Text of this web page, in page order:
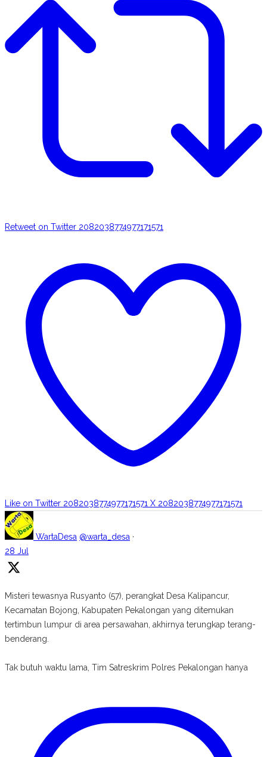
Retweet on Twitter 2082038774977171571
Like on Twitter 2082038774977171571 X 2082038774977171571
WartaDesa @warta_desa ·
28 Jul
Misteri tewasnya Rusyanto (57), perangkat Desa Kalipancur,
Kecamatan Bojong, Kabupaten Pekalongan yang ditemukan
tertimbun lumpur di area persawahan, akhirnya terungkap terang-
benderang.
Tak butuh waktu lama, Tim Satreskrim Polres Pekalongan hanya